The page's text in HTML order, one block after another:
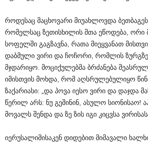
როდესაც მაცხოვარი მიუახლოვდა
რომელსაც ზეთისხილის მთა ეწოდება, ორი
სოფელში გაგზავნა, რათა მიეყვანათ
დაბმული ვირი და ჩოჩორი, რომლის
მჯდარიყო. მოციქულებმა ბრძანება
იმისთვის მოხდა, რომ აღსრულებულიყო
ზაქარიასი: „და პოვა იესო ვირი და დაჯდა
წერილ არს: ნუ გეშინინ, ასულო სიონისაო!
მოვალს შენდა და ზე ზის იგი კიცვსა
იერუსალიმისაკენ დიდებით მიმავალი